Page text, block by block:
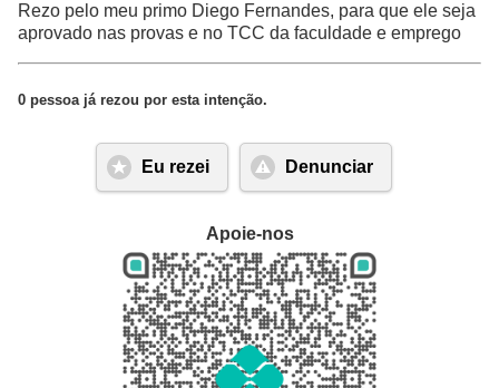
Rezo pelo meu primo Diego Fernandes, para que ele seja
aprovado nas provas e no TCC da faculdade e emprego
0 pessoa já rezou por esta intenção.
Eu rezei Denunciar
Apoie-nos